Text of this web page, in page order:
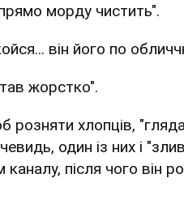
морду чистить".
він його по
жорстко".
розняти хлопців,
один із них і
каналу, після чого він